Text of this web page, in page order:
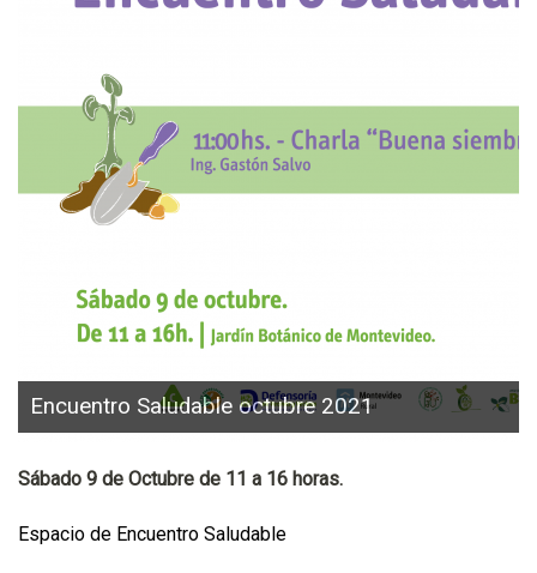
Encuentro Saludable octubre 2021
Sábado 9 de Octubre de 11 a 16 horas.
Espacio de Encuentro Saludable